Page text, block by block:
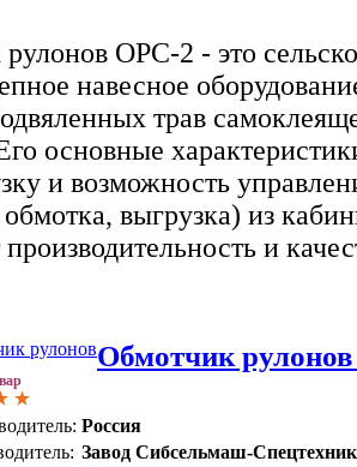
ОРС-2 - это
навесное
трав
основные
и возможность
обмотка, выгрузка) из
и
Обмотчик
Россия
Завод Сибсельмаш-